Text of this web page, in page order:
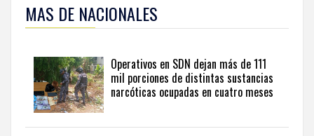
esta
información
seguir
actualidad
del
país
desde
MAS DE NACIONALES
Operativos en SDN dejan más de 111
mil porciones de distintas sustancias
narcóticas ocupadas en cuatro meses